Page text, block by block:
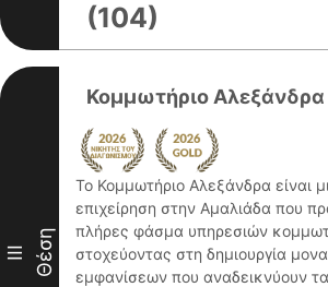
(104)
III Θέση
Κομμωτήριο Αλεξάνδρα
Το Κομμωτήριο Αλεξάνδρα είναι
επιχείρηση στην Αμαλιάδα που
πλήρες φάσμα υπηρεσιών
στοχεύοντας στη δημιουργία
εμφανίσεων που αναδεικνύουν τα